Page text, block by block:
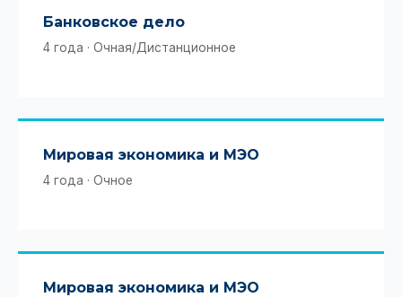
Банковское дело
4 года · Очная/Дистанционное
Мировая экономика и МЭО
4 года · Очное
Мировая экономика и МЭО